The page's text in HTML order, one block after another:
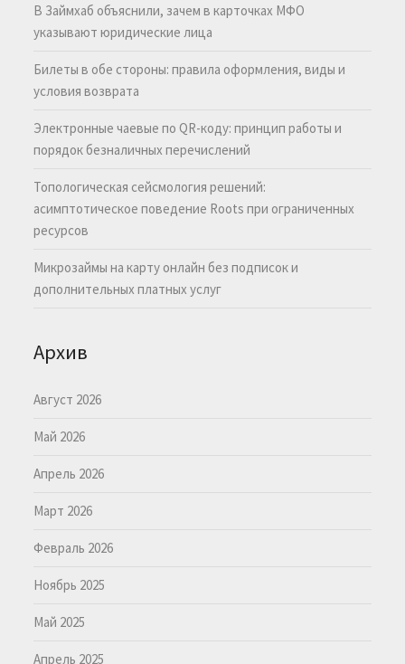
В Займхаб объяснили, зачем в карточках МФО
указывают юридические лица
Билеты в обе стороны: правила оформления, виды и
условия возврата
Электронные чаевые по QR-коду: принцип работы и
порядок безналичных перечислений
Топологическая сейсмология решений:
асимптотическое поведение Roots при ограниченных
ресурсов
Микрозаймы на карту онлайн без подписок и
дополнительных платных услуг
Архив
Август 2026
Май 2026
Апрель 2026
Март 2026
Февраль 2026
Ноябрь 2025
Май 2025
Апрель 2025